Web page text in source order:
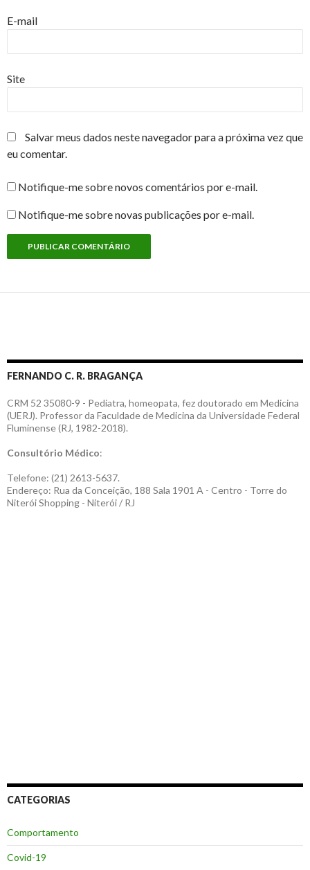
E-mail
Site
Salvar meus dados neste navegador para a próxima vez que
eu comentar.
Notifique-me sobre novos comentários por e-mail.
Notifique-me sobre novas publicações por e-mail.
FERNANDO C. R. BRAGANÇA
CRM 52 35080-9 - Pediatra, homeopata, fez doutorado em Medicina
(UERJ). Professor da Faculdade de Medicina da Universidade Federal
Fluminense (RJ, 1982-2018).
Consultório Médico:
Telefone: (21) 2613-5637.
Endereço: Rua da Conceição, 188 Sala 1901 A - Centro - Torre do
Niterói Shopping - Niterói / RJ
CATEGORIAS
Comportamento
Covid-19